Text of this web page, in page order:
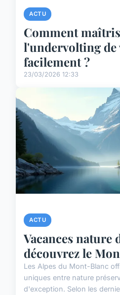
ACTU
Comment
l'undervolting de
facilement ?
23/03/2026 12:33
ACTU
Vacances nature
découvrez le
Les Alpes du Mont-Blanc
uniques entre nature
d'exception. Selon les